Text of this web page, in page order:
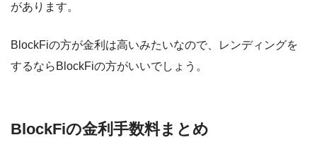
があります。
BlockFiの方が金利は高いみたいなので、レンディングを
するならBlockFiの方がいいでしょう。
BlockFiの金利手数料まとめ